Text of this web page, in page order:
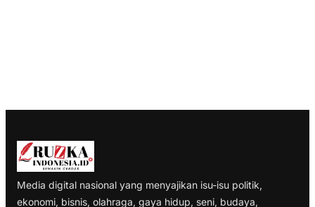
Media digital nasional yang menyajikan isu-isu politik,
ekonomi, bisnis, olahraga, gaya hidup, seni, budaya,